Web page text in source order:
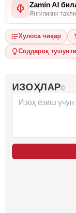
Zamin AI
Янгиликни
Хулоса чиқар
Соддароқ
ИЗОҲЛАР0